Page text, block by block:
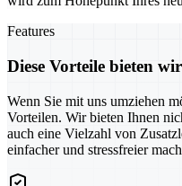
Features
Diese Vorteile bieten
Wenn Sie mit uns umziehen
Vorteilen. Wir bieten Ihnen
auch eine Vielzahl von
einfacher und stressfreier